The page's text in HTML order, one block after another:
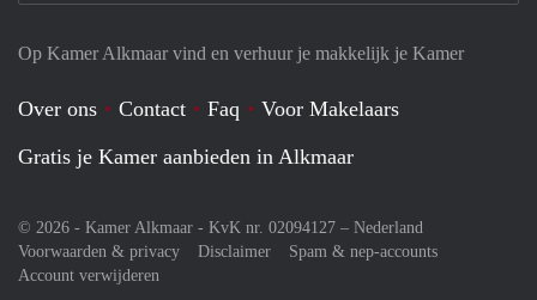
Op Kamer Alkmaar vind en verhuur je makkelijk je Kamer
Over ons Contact Faq
Voor Makelaars
Gratis je Kamer aanbieden in Alkmaar
© 2026 - Kamer Alkmaar - KvK nr. 02094127 – Nederland
Voorwaarden & privacy
Disclaimer
Spam & nep-accounts
Account verwijderen